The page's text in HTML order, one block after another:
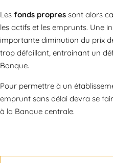
Les fonds propres sont alors
les actifs et les emprunts. Une
importante diminution du prix
trop défaillant, entrainant un
Banque.
Pour permettre à un
emprunt sans délai devra se
à la Banque centrale.